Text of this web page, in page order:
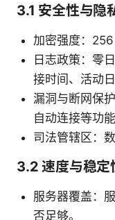
3.1 安全性与隐
加密强度：256
日志政策：零
接时间、活动
漏洞与断网保
自动连接等功能
司法管辖区：
3.2 速度与稳定
服务器覆盖：
否足够。